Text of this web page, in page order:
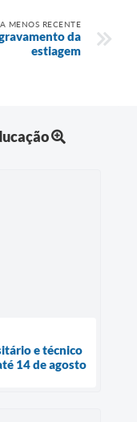
MENOS RECENTE
da
estiagem
e técnico
14 de agosto